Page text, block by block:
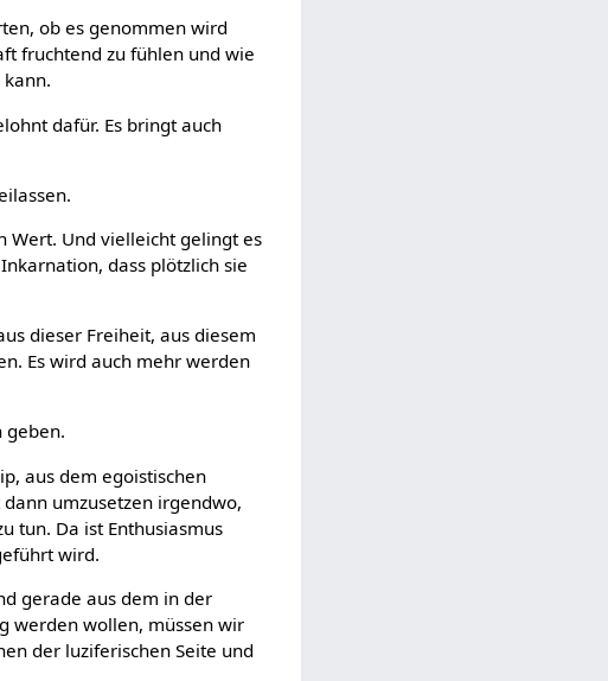
ob es genommen wird
fruchtend zu fühlen und wie
dafür. Es bringt auch
Wert. Und vielleicht gelingt es
dass plötzlich sie
dieser Freiheit, aus diesem
Es wird auch mehr werden
geben.
aus dem egoistischen
umzusetzen irgendwo,
tun. Da ist Enthusiasmus
wird.
gerade aus dem in der
werden wollen, müssen wir
der luziferischen Seite und